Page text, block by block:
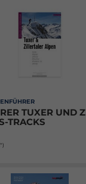
TUXER UND
TRACKS